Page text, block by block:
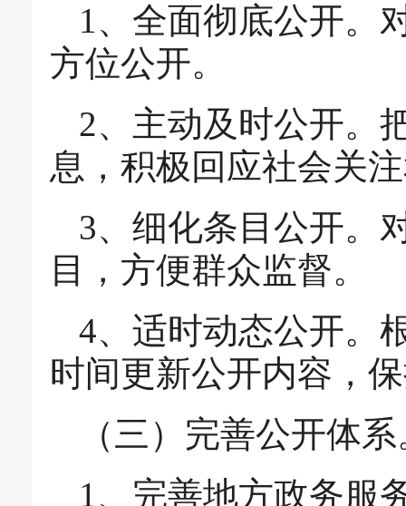
1、全面彻底公开。
方位公开。
2、主动及时公开。
息，积极回应社会关
3、细化条目公开。
目，方便群众监督。
4、适时动态公开。
时间更新公开内容，
（三）完善公开体
1、完善地方政务服